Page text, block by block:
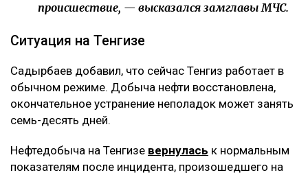
происшествие, — высказался замглавы МЧС.
Ситуация на Тенгизе
Садырбаев добавил, что сейчас Тенгиз работает в
обычном режиме. Добыча нефти восстановлена,
окончательное устранение неполадок может занять
семь-десять дней.
Нефтедобыча на Тенгизе вернулась к нормальным
показателям после инцидента, произошедшего на